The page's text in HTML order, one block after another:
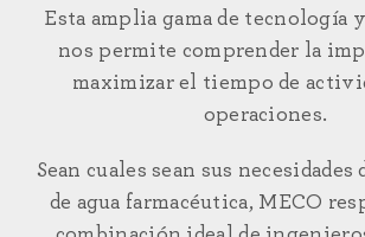
Esta amplia gama de tecnología
nos permite comprender la
maximizar el tiempo de
operaciones.
Sean cuales sean sus necesidades
de agua farmacéutica, MECO